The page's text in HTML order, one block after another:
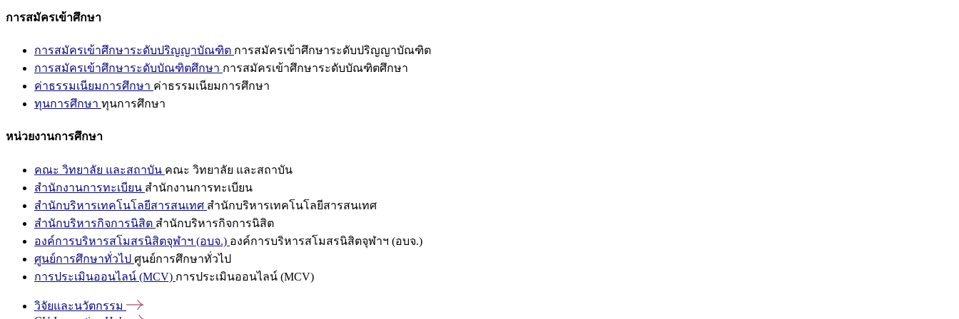
การสมัครเข้าศึกษา
การสมัครเข้าศึกษาระดับปริญญาบัณฑิต การสมัครเข้าศึกษาระดับปริญญาบัณฑิต
การสมัครเข้าศึกษาระดับบัณฑิตศึกษา การสมัครเข้าศึกษาระดับบัณฑิตศึกษา
ค่าธรรมเนียมการศึกษา ค่าธรรมเนียมการศึกษา
ทุนการศึกษา ทุนการศึกษา
หน่วยงานการศึกษา
คณะ วิทยาลัย และสถาบัน คณะ วิทยาลัย และสถาบัน
สำนักงานการทะเบียน สำนักงานการทะเบียน
สำนักบริหารเทคโนโลยีสารสนเทศ สำนักบริหารเทคโนโลยีสารสนเทศ
สำนักบริหารกิจการนิสิต สำนักบริหารกิจการนิสิต
องค์การบริหารสโมสรนิสิตจุฬาฯ (อบจ.) องค์การบริหารสโมสรนิสิตจุฬาฯ (อบจ.)
ศูนย์การศึกษาทั่วไป ศูนย์การศึกษาทั่วไป
การประเมินออนไลน์ (MCV) การประเมินออนไลน์ (MCV)
วิจัยและนวัตกรรม